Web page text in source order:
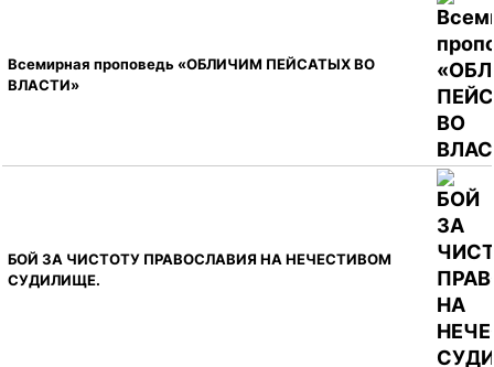
Всемирная проповедь «ОБЛИЧИМ ПЕЙСАТЫХ ВО
ВЛАСТИ»
БОЙ ЗА ЧИСТОТУ ПРАВОСЛАВИЯ НА НЕЧЕСТИВОМ
СУДИЛИЩЕ.